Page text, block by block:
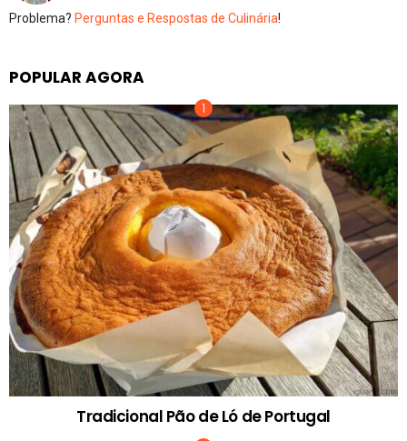
Problema? Perguntas e Respostas de Culinária!
POPULAR AGORA
Tradicional Pão de Ló de Portugal